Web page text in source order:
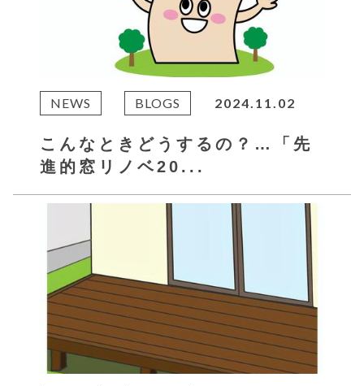
NEWS BLOGS 2024.11.02
こんなときどうするの？…「先
進的窓リノベ20...